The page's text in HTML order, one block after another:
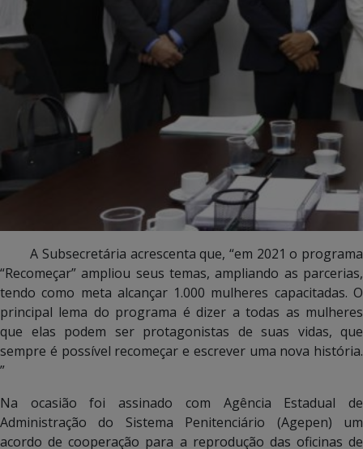
A Subsecretária acrescenta que, “em 2021 o programa
“Recomeçar” ampliou seus temas, ampliando as parcerias,
tendo como meta alcançar 1.000 mulheres capacitadas. O
principal lema do programa é dizer a todas as mulheres
que elas podem ser protagonistas de suas vidas, que
sempre é possível recomeçar e escrever uma nova história.
”
Na ocasião foi assinado com Agência Estadual de
Administração do Sistema Penitenciário (Agepen) um
acordo de cooperação para a reprodução das oficinas de